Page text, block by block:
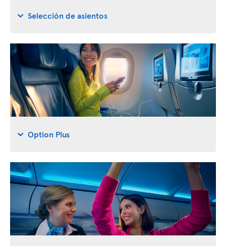
Selección de asientos
Option Plus